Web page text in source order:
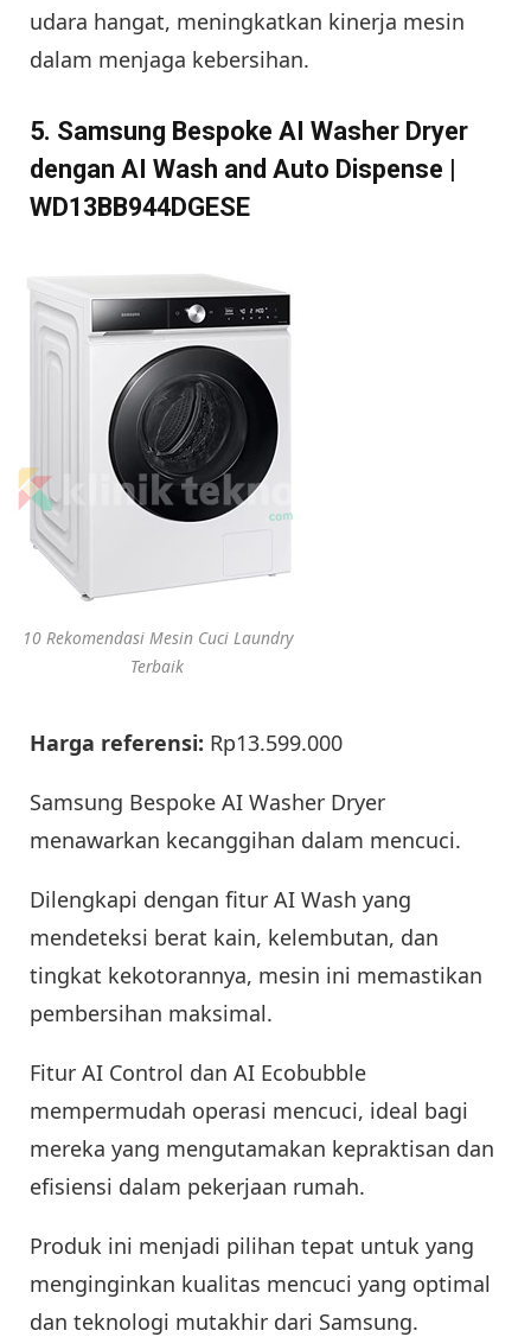
udara hangat, meningkatkan kinerja mesin
dalam menjaga kebersihan.
5. Samsung Bespoke AI Washer Dryer
dengan AI Wash and Auto Dispense |
WD13BB944DGESE
10 Rekomendasi Mesin Cuci Laundry
Terbaik
Harga referensi: Rp13.599.000
Samsung Bespoke AI Washer Dryer
menawarkan kecanggihan dalam mencuci.
Dilengkapi dengan fitur AI Wash yang
mendeteksi berat kain, kelembutan, dan
tingkat kekotorannya, mesin ini memastikan
pembersihan maksimal.
Fitur AI Control dan AI Ecobubble
mempermudah operasi mencuci, ideal bagi
mereka yang mengutamakan kepraktisan dan
efisiensi dalam pekerjaan rumah.
Produk ini menjadi pilihan tepat untuk yang
menginginkan kualitas mencuci yang optimal
dan teknologi mutakhir dari Samsung.